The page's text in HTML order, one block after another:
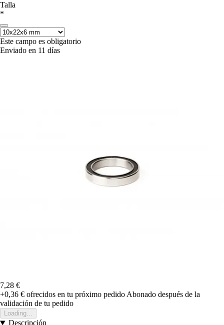
Talla
*
Este campo es obligatorio
Enviado en 11 días
7,28 €
+0,36 € ofrecidos en tu próximo pedido Abonado después de la
validación de tu pedido
Loading...
Descripción